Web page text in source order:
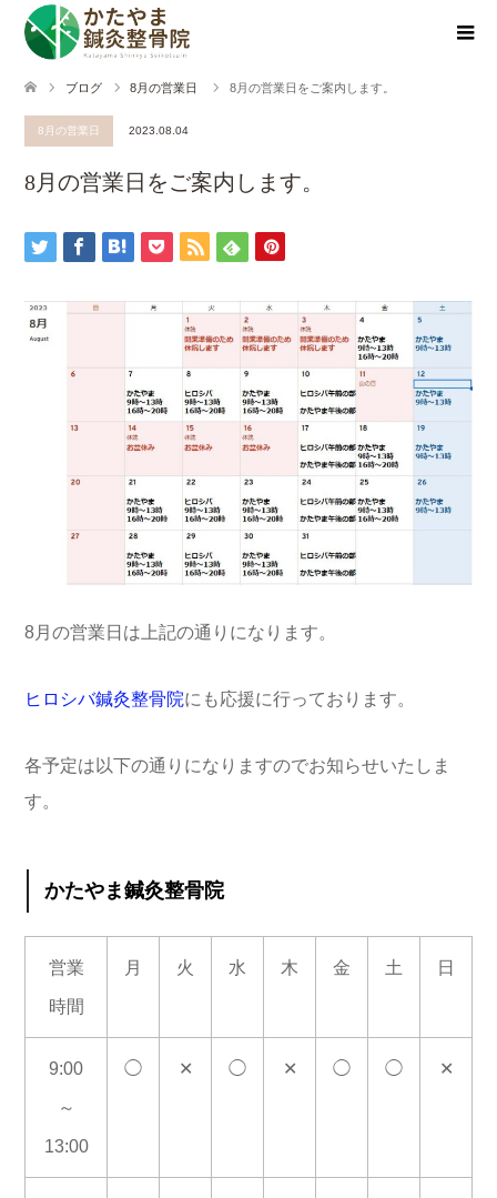
ブログ 8月の営業日 8月の営業日をご案内します。
8月の営業日 2023.08.04
8月の営業日をご案内します。
8月の営業日は上記の通りになります。
ヒロシバ鍼灸整骨院にも応援に行っております。
各予定は以下の通りになりますのでお知らせいたしま
す。
かたやま鍼灸整骨院
営業
時間
月 火 水 木 金 土 日
9:00
～
13:00
◯ ✕ ◯ ✕ ◯ ◯ ✕